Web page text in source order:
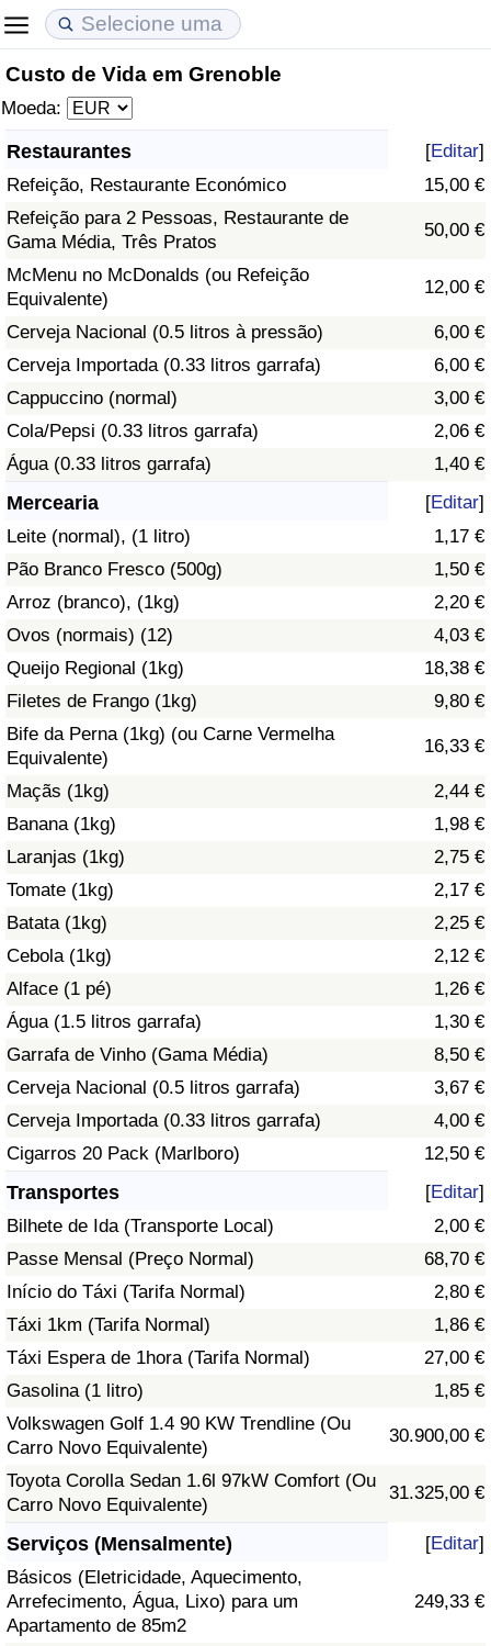
Custo de Vida em Grenoble
Moeda:
Restaurantes [Editar]
Refeição, Restaurante Económico
15,00 €
Refeição para 2 Pessoas, Restaurante de
Gama Média, Três Pratos
50,00 €
McMenu no McDonalds (ou Refeição
Equivalente)
12,00 €
Cerveja Nacional (0.5 litros à pressão)
6,00 €
Cerveja Importada (0.33 litros garrafa)
6,00 €
Cappuccino (normal)
3,00 €
Cola/Pepsi (0.33 litros garrafa)
2,06 €
Água (0.33 litros garrafa)
1,40 €
Mercearia [Editar]
Leite (normal), (1 litro)
1,17 €
Pão Branco Fresco (500g)
1,50 €
Arroz (branco), (1kg)
2,20 €
Ovos (normais) (12)
4,03 €
Queijo Regional (1kg)
18,38 €
Filetes de Frango (1kg)
9,80 €
Bife da Perna (1kg) (ou Carne Vermelha
Equivalente)
16,33 €
Maçãs (1kg)
2,44 €
Banana (1kg)
1,98 €
Laranjas (1kg)
2,75 €
Tomate (1kg)
2,17 €
Batata (1kg)
2,25 €
Cebola (1kg)
2,12 €
Alface (1 pé)
1,26 €
Água (1.5 litros garrafa)
1,30 €
Garrafa de Vinho (Gama Média)
8,50 €
Cerveja Nacional (0.5 litros garrafa)
3,67 €
Cerveja Importada (0.33 litros garrafa)
4,00 €
Cigarros 20 Pack (Marlboro)
12,50 €
Transportes [Editar]
Bilhete de Ida (Transporte Local)
2,00 €
Passe Mensal (Preço Normal)
68,70 €
Início do Táxi (Tarifa Normal)
2,80 €
Táxi 1km (Tarifa Normal)
1,86 €
Táxi Espera de 1hora (Tarifa Normal)
27,00 €
Gasolina (1 litro)
1,85 €
Volkswagen Golf 1.4 90 KW Trendline (Ou
Carro Novo Equivalente)
30.900,00 €
Toyota Corolla Sedan 1.6l 97kW Comfort (Ou
Carro Novo Equivalente)
31.325,00 €
Serviços (Mensalmente) [Editar]
Básicos (Eletricidade, Aquecimento,
Arrefecimento, Água, Lixo) para um
Apartamento de 85m2
249,33 €
Custo de Vida
Indicador de Custo de Vida
Indicador de Custo de Vida Por País
em Aqaba
Preços de Imóveis
Indicador de Preços de Imóveis
Indicador de Preços de Imóveis por País
Qualidade de Vida
Indicador de Qualidade de Vida (Atual)
Índice de qualidade de vida por país
Crime
Taxa do Indicador de Crime (Atual)
Indicador de Crime
Índice de criminalidade por país
Saúde
Indicador de Saúde (Atual)
Indicador de Saúde
Indicador de Saúde por País
Poluição
Índice de poluição
Indicador de Poluição por País
Trânsito
Indicador de Trânsito
Indicador de Trânsito (Atual)
Indicador de Trânsito por País